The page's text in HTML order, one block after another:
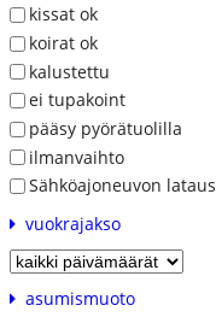
kissat ok
koirat ok
kalustettu
ei tupakoint
pääsy pyörätuolilla
ilmanvaihto
Sähköajoneuvon lataus
vuokrajakso
asumismuoto